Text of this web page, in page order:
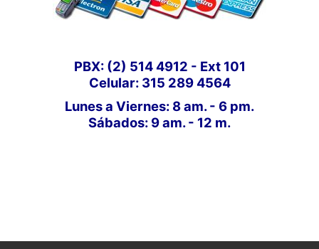
PBX: (2) 514 4912 - Ext 101
Celular: 315 289 4564
Lunes a Viernes: 8 am. - 6 pm.
Sábados: 9 am. - 12 m.